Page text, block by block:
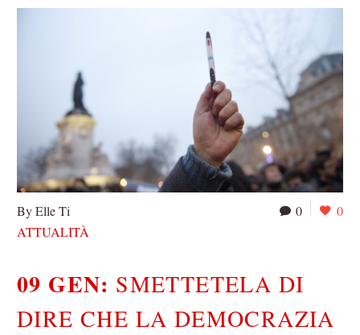
0 0
By Elle Ti
ATTUALITÀ
09 GEN: SMETTETELA DI
DIRE CHE LA DEMOCRAZIA